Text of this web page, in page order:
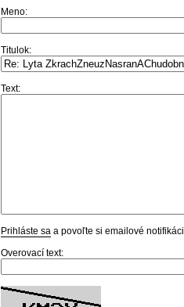
Meno:
Titulok:
Text:
Prihláste sa a povoľte si emailové
Overovací text: